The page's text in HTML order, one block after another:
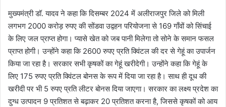
मुख्यमंत्री डॉ. यादव ने कहा कि दिसम्बर 2024 में अलीराजपुर जिले को मिली
लगभग 2000 करोड़ रुपए की सोंडवा उद्वहन परियोजना से 169 गाँवों को सिंचाई
के लिए जल प्राप्त होगा। प्यासे खेत को जब पानी मिलेगा तो सोने के समान फसल
प्राप्त होगी। उन्होंने कहा कि 2600 रुपए प्रति क्विंटल की दर से गेहूं का उपार्जन
किया जा रहा है। सरकार सभी कृषकों का गेहूं खरीदेगी। उन्होंने कहा कि गेहूं के
लिए 175 रुपए प्रति क्विंटल बोनस के रूप में दिया जा रहा है। साथ ही दूध की
खरीदी पर भी 5 रुपए प्रति लीटर बोनस दिया जाएगा। सरकार का लक्ष्य प्रदेश का
दुग्ध उत्पादन 9 प्रतिशत से बढ़ाकर 20 प्रतिशत करना है, जिससे कृषकों को आय